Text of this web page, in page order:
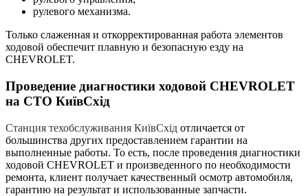
рулевого механизма.
Только слаженная и откорректированная работа элементов
ходовой обеспечит плавную и безопасную езду на
CHEVROLET.
Проведение диагностики ходовой CHEVROLET
на СТО КиївСхід
Станция техобслуживания КиївСхід отличается от
большинства других предоставлением гарантии на
выполненные работы. То есть, после проведения диагностики
ходовой CHEVROLET и произведенного по необходимости
ремонта, клиент получает качественный осмотр автомобиля,
гарантию на результат и использованные запчасти.